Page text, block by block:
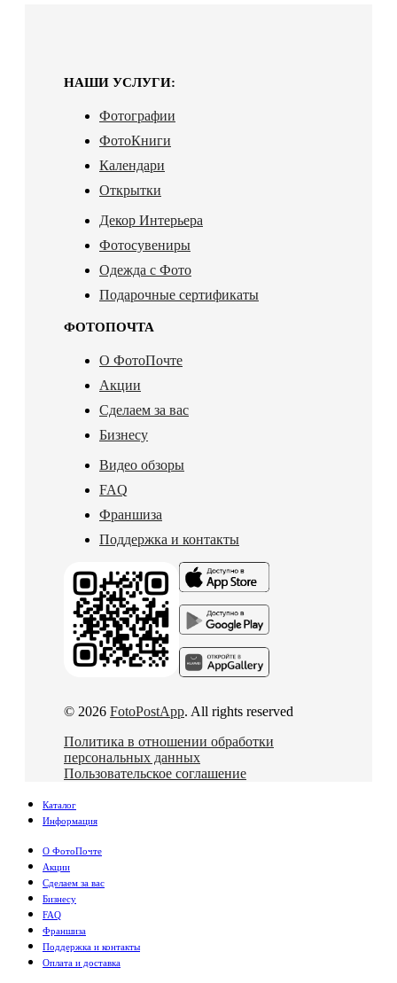
НАШИ УСЛУГИ:
Фотографии
ФотоКниги
Календари
Открытки
Декор Интерьера
Фотосувениры
Одежда с Фото
Подарочные сертификаты
ФОТОПОЧТА
О ФотоПочте
Акции
Сделаем за вас
Бизнесу
Видео обзоры
FAQ
Франшиза
Поддержка и контакты
© 2026 FotoPostApp. All rights reserved
Политика в отношении обработки
персональных данных
Пользовательское соглашение
Каталог
Информация
О ФотоПочте
Акции
Сделаем за вас
Бизнесу
FAQ
Франшиза
Поддержка и контакты
Оплата и доставка